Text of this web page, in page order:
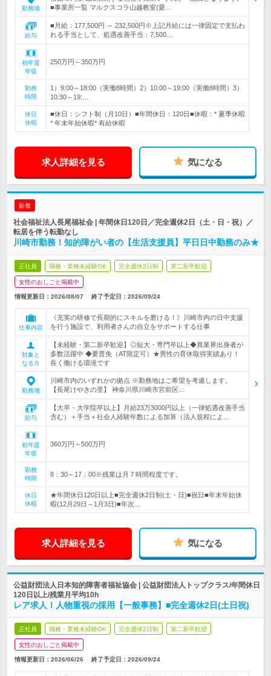
勤務地
■事業所一覧 マルクスコラ山越教室(愛…
給与
■月給：177,500円 ～ 232,500円※上記月給には一律固定で支払わ
れる手当として、処遇改善手当：7,500…
初年度
年収
250万円～350万円
勤務
時間
1）9:00～18:00（実働8時間）2）10:00～19:00（実働8時間）3）
10:30～19:…
休日
休暇
■休日：シフト制（月10日）■年間休日：120日■休暇：* 夏季休暇
* 年末年始休暇* 有給休暇
求人詳細を見る 気になる
新着
社会福祉法人長尾福祉会 | 年間休日120日／完全週休2日（土・日・祝）／
転居を伴う転勤なし
川崎市勤務！知的障がい者の【生活支援員】平日日中勤務のみ★
正社員 職種・業種未経験OK 完全週休2日制 第二新卒歓迎
女性のおしごと掲載中
情報更新日：2026/08/07 終了予定日： 2026/09/24
仕事内容
《充実の研修で長期的にスキルを磨ける！》川崎市内の日中支援
を行う施設で、利用者さんの自立をサポートする仕事
対象と
なる方
【未経験・第二新卒歓迎】◎短大・専門卒以上◆異業界出身者が
多数活躍中 ◆要普免（AT限定可）★男性の育休取得実績あり！
長く働ける環境です
勤務地
川崎市内のいずれかの拠点 ※勤務地はご希望を考慮します。
【長尾けやきの里】 神奈川県川崎市宮前区…
給与
【大卒・大学院卒以上】月給23万3000円以上（一律処遇改善手当
含む）＋手当＋社会人経験年数による加算（法人規程によ…
初年度
年収
360万円～500万円
勤務
時間
8：30～17：00※残業は月７時間程度です。
休日
休暇
★年間休日120日以上■完全週休2日制(土・日)■祝日■年末年始休
暇(12月29日～1月3日)■年次…
求人詳細を見る 気になる
公益財団法人日本知的障害者福祉協会 | 公益財団法人トップクラス/年間休日
120日以上/残業月平均10h
レア求人！人物重視の採用【一般事務】■完全週休2日(土日祝)
正社員 職種・業種未経験OK 完全週休2日制 第二新卒歓迎
女性のおしごと掲載中
情報更新日：2026/06/26 終了予定日： 2026/09/24